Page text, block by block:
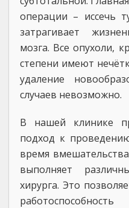
операции – иссечь
затрагивает
мозга. Все опухоли,
степени имеют
удаление
случаев невозможно.
В нашей клинике
подход к
время
выполняет
хирурга. Это